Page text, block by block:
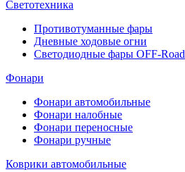
Светотехника
Противотуманные фары
Дневные ходовые огни
Светодиодные фары OFF-Road
Фонари
Фонари автомобильные
Фонари налобные
Фонари переносные
Фонари ручные
Коврики автомобильные